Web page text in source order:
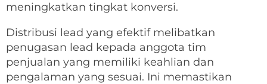
meningkatkan tingkat konversi.
Distribusi lead yang efektif melibatkan
penugasan lead kepada anggota tim
penjualan yang memiliki keahlian dan
pengalaman yang sesuai. Ini memastikan